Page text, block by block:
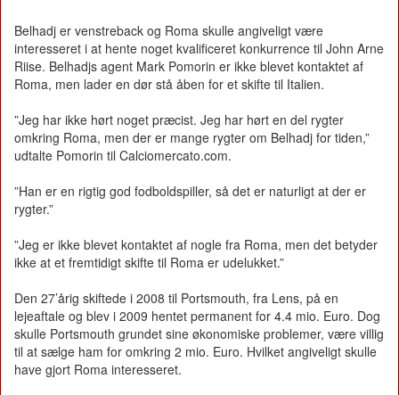
Belhadj er venstreback og Roma skulle angiveligt være
interesseret i at hente noget kvalificeret konkurrence til John Arne
Riise. Belhadjs agent Mark Pomorin er ikke blevet kontaktet af
Roma, men lader en dør stå åben for et skifte til Italien.
”Jeg har ikke hørt noget præcist. Jeg har hørt en del rygter
omkring Roma, men der er mange rygter om Belhadj for tiden,”
udtalte Pomorin til Calciomercato.com.
”Han er en rigtig god fodboldspiller, så det er naturligt at der er
rygter.”
”Jeg er ikke blevet kontaktet af nogle fra Roma, men det betyder
ikke at et fremtidigt skifte til Roma er udelukket.”
Den 27’årig skiftede i 2008 til Portsmouth, fra Lens, på en
lejeaftale og blev i 2009 hentet permanent for 4.4 mio. Euro. Dog
skulle Portsmouth grundet sine økonomiske problemer, være villig
til at sælge ham for omkring 2 mio. Euro. Hvilket angiveligt skulle
have gjort Roma interesseret.